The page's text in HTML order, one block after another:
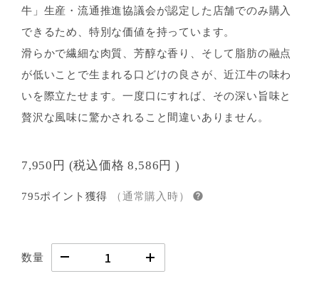
牛」生産・流通推進協議会が認定した店舗でのみ購入
できるため、特別な価値を持っています。
滑らかで繊細な肉質、芳醇な香り、そして脂肪の融点
が低いことで生まれる口どけの良さが、近江牛の味わ
いを際立たせます。一度口にすれば、その深い旨味と
贅沢な風味に驚かされること間違いありません。
7,950円 (税込価格8,586円 )
795ポイント獲得 （通常購入時）
数量